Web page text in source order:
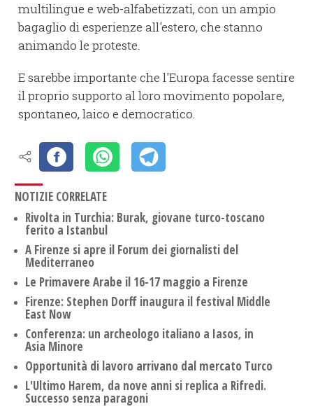
multilingue e web-alfabetizzati, con un ampio
bagaglio di esperienze all'estero, che stanno
animando le proteste.
E sarebbe importante che l'Europa facesse sentire
il proprio supporto al loro movimento popolare,
spontaneo, laico e democratico.
NOTIZIE CORRELATE
Rivolta in Turchia: Burak, giovane turco-toscano
ferito a Istanbul
A Firenze si apre il Forum dei giornalisti del
Mediterraneo
Le Primavere Arabe il 16-17 maggio a Firenze
Firenze: Stephen Dorff inaugura il festival Middle
East Now
Conferenza: un archeologo italiano a Iasos, in
Asia Minore
Opportunità di lavoro arrivano dal mercato Turco
L'Ultimo Harem, da nove anni si replica a Rifredi.
Successo senza paragoni